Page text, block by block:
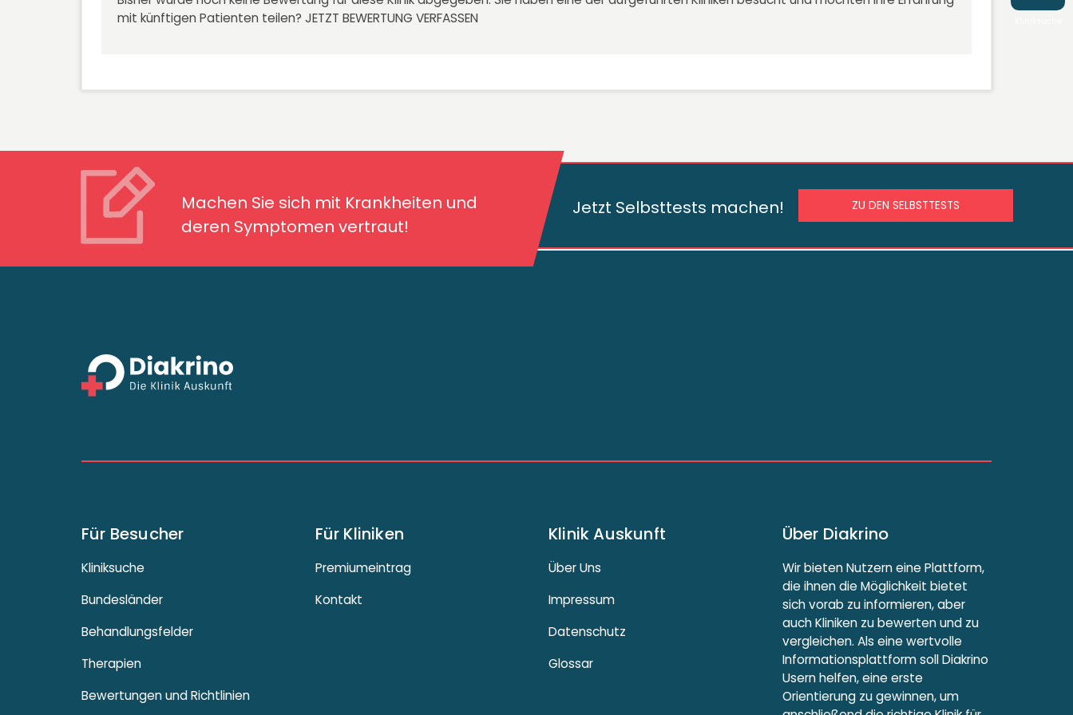
mit künftigen Patienten teilen? JETZT BEWERTUNG VERFASSEN
Machen Sie sich mit Krankheiten und
deren Symptomen vertraut!
Machen Sie sich mit Krankheiten und deren
Symptomen vertraut!
Jetzt Selbsttests machen! ZU DEN SELBSTTESTS
Für Besucher
Kliniksuche
Bundesländer
Behandlungsfelder
Therapien
Bewertungen und Richtlinien
Für Kliniken
Premiumeintrag
Kontakt
Klinik Auskunft
Über Uns
Impressum
Datenschutz
Glossar
Über Diakrino
Wir bieten Nutzern eine Plattform,
die ihnen die Möglichkeit bietet
sich vorab zu informieren, aber
auch Kliniken zu bewerten und zu
vergleichen. Als eine wertvolle
Informationsplattform soll Diakrino
Usern helfen, eine erste
Orientierung zu gewinnen, um